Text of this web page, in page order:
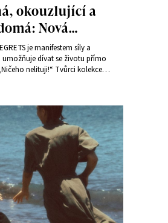
okouzlující a
Nová
REGRETS od
je manifestem síly a
dívat se životu přímo
nelituji!“ Tvůrci kolekce